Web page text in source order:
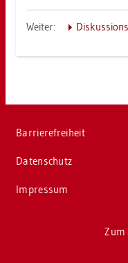
Wei­ter:
Bar­rie­re­frei­heit
Da­ten­schutz
Im­pres­sum
Zum